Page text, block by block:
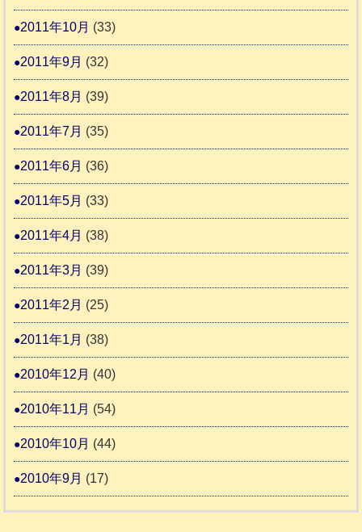
2011年10月 (33)
2011年9月 (32)
2011年8月 (39)
2011年7月 (35)
2011年6月 (36)
2011年5月 (33)
2011年4月 (38)
2011年3月 (39)
2011年2月 (25)
2011年1月 (38)
2010年12月 (40)
2010年11月 (54)
2010年10月 (44)
2010年9月 (17)